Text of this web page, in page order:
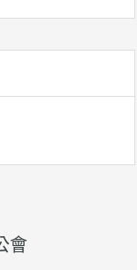
會